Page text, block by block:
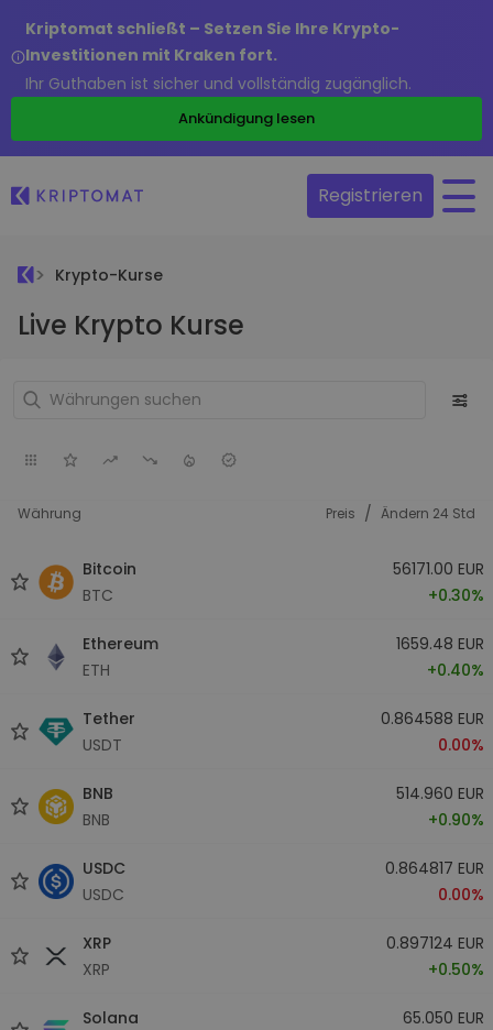
Kriptomat schließt – Setzen Sie Ihre Krypto-
Investitionen mit Kraken fort.
Ihr Guthaben ist sicher und vollständig zugänglich.
Ankündigung lesen
Registrieren
Krypto-Kurse
Live Krypto Kurse
Währung Preis / Ändern 24 Std
Bitcoin
BTC
56171.00 EUR
+0.30%
Ethereum
ETH
1659.48 EUR
+0.40%
Tether
USDT
0.864588 EUR
0.00%
BNB
BNB
514.960 EUR
+0.90%
USDC
USDC
0.864817 EUR
0.00%
XRP
XRP
0.897124 EUR
+0.50%
Solana
65.050 EUR